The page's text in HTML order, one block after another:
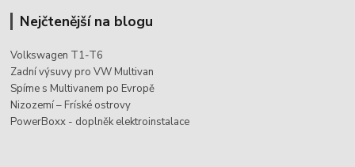
Nejčtenější na blogu
Volkswagen T1-T6
Zadní výsuvy pro VW Multivan
Spíme s Multivanem po Evropě
Nizozemí – Fríské ostrovy
PowerBoxx - doplněk elektroinstalace